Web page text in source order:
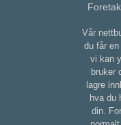
Vår
du får
vi kan
bruker
lagre
hva du
din.